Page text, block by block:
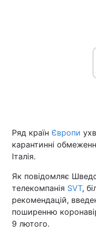
Ряд країн Європи
карантинні
Італія.
Як повідомляє
телекомпанія SVT,
рекомендацій,
поширенню
9 лютого.